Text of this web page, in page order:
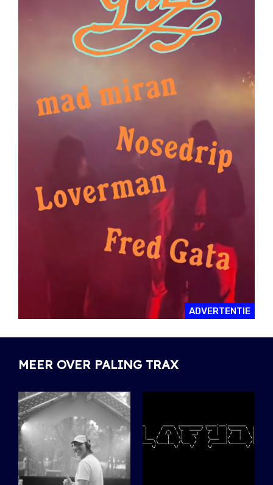
ADVERTENTIE
MEER OVER PALING TRAX